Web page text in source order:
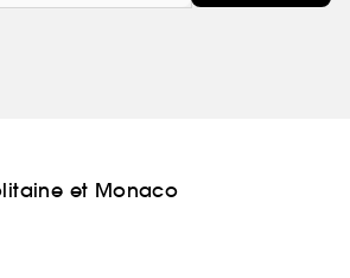
et Monaco